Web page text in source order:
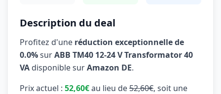
Description du deal
Profitez d'une réduction exceptionnelle de
0.0%surABB TM40 12-24 V Transformator 40
VA disponible surAmazon DE.
Prix actuel : 52,60€au lieu de52,60€, soit une